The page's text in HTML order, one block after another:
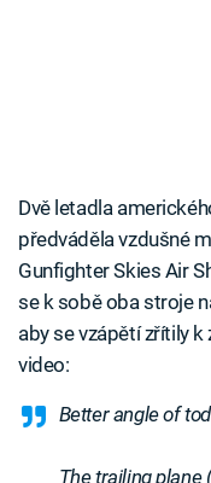
Dvě letadla
předváděla vzdušné
Gunfighter Skies Air
se k sobě oba stroje
aby se vzápětí zřítily
video:
Better angle of
The trailing plane